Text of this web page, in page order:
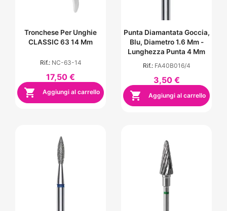
Tronchese Per Unghie
CLASSIC 63 14 Mm
Rif.: NC-63-14
17,50 €
 Aggiungi al carrello
Punta Diamantata Goccia,
Blu, Diametro 1.6 Mm -
Lunghezza Punta 4 Mm
Rif.: FA40B016/4
3,50 €
 Aggiungi al carrello